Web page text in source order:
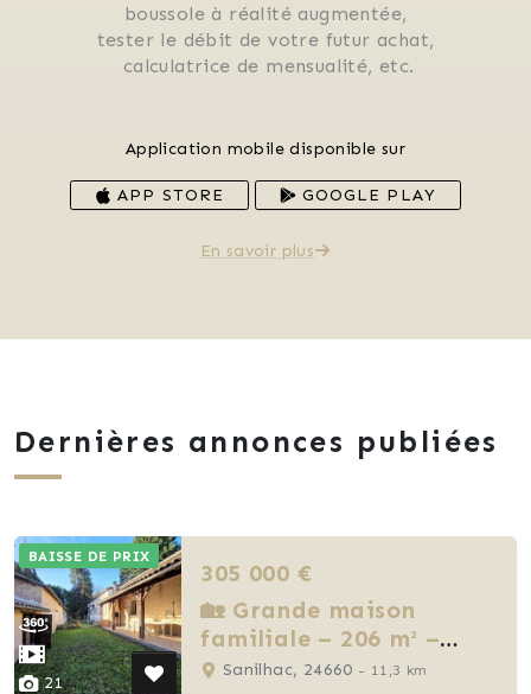
boussole à réalité augmentée,
tester le débit de votre futur achat,
calculatrice de mensualité, etc.
Application mobile disponible sur
APP STORE GOOGLE PLAY
En savoir plus
Dernières annonces publiées
21
BAISSE DE PRIX
305 000 €
🏡 Grande maison
familiale – 206 m² –
Parcelle 17 457 m²
Sanilhac, 24660 - 11,3 km